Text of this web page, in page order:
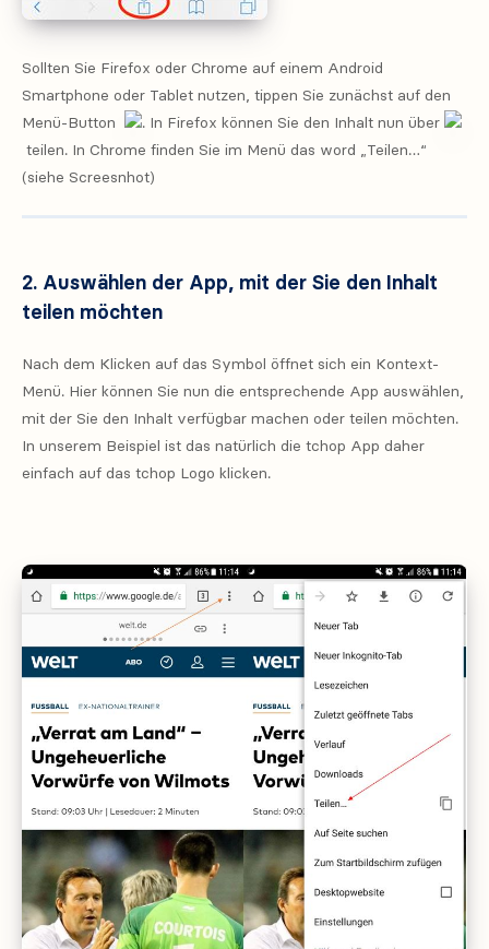
Sollten Sie Firefox oder Chrome auf einem Android
Smartphone oder Tablet nutzen, tippen Sie zunächst auf den
Menü-Button
. In Firefox können Sie den Inhalt nun über
teilen. In Chrome finden Sie im Menü das word „Teilen…“
(siehe Screesnhot)
2. Auswählen der App, mit der Sie den Inhalt
teilen möchten
Nach dem Klicken auf das Symbol öffnet sich ein Kontext-
Menü. Hier können Sie nun die entsprechende App auswählen,
mit der Sie den Inhalt verfügbar machen oder teilen möchten.
In unserem Beispiel ist das natürlich die tchop App daher
einfach auf das tchop Logo klicken.